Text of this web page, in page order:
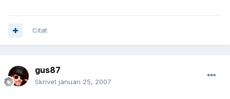
Citat
gus87
Skrivet januari 25, 2007